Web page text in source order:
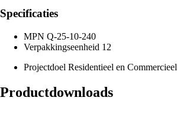
Specificaties
MPN Q-25-10-240
Verpakkingseenheid 12
Projectdoel Residentieel en Commercieel
Productdownloads